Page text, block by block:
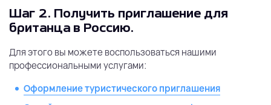
Шаг 2. Получить приглашение для
британца в Россию.
Для этого вы можете воспользоваться нашими
профессиональными услугами:
Оформление туристического приглашения